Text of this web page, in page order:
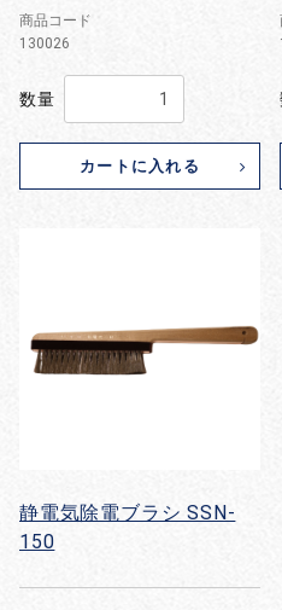
商品コード
130026
数量
カートに入れる
静電気除電ブラシ SSN-
150